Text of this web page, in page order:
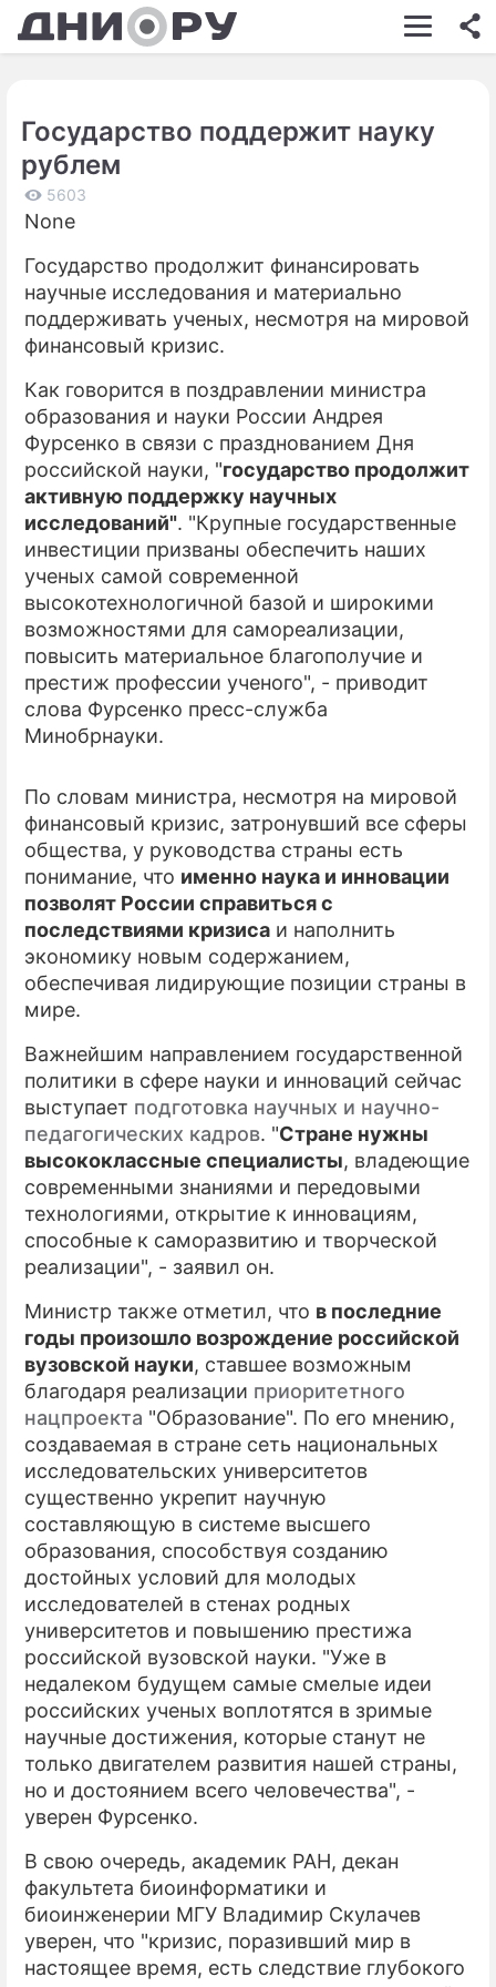
ШОУ-БИЗНЕС
КИНО
ЭКОНОМИКА
ПРОИСШЕСТВИЯ
СТИЛЬ ЖИЗНИ
СЕРИАЛЫ
ИГРЫ
ПРЕСС-РЕЛИЗЫ
Государство поддержит науку
рублем
5603
None
Государство продолжит финансировать
научные исследования и материально
поддерживать ученых, несмотря на мировой
финансовый кризис.
Как говорится в поздравлении министра
образования и науки России Андрея
Фурсенко в связи с празднованием Дня
российской науки, "государство продолжит
активную поддержку научных
исследований". "Крупные государственные
инвестиции призваны обеспечить наших
ученых самой современной
высокотехнологичной базой и широкими
возможностями для самореализации,
повысить материальное благополучие и
престиж профессии ученого", - приводит
слова Фурсенко пресс-служба
Минобрнауки.
По словам министра, несмотря на мировой
финансовый кризис, затронувший все сферы
общества, у руководства страны есть
понимание, что именно наука и инновации
позволят России справиться с
последствиями кризиса и наполнить
экономику новым содержанием,
обеспечивая лидирующие позиции страны в
мире.
Важнейшим направлением государственной
политики в сфере науки и инноваций сейчас
выступает подготовка научных и научно-
педагогических кадров. "Стране нужны
высококлассные специалисты, владеющие
современными знаниями и передовыми
технологиями, открытие к инновациям,
способные к саморазвитию и творческой
реализации", - заявил он.
Министр также отметил, что в последние
годы произошло возрождение российской
вузовской науки, ставшее возможным
благодаря реализации приоритетного
нацпроекта "Образование". По его мнению,
создаваемая в стране сеть национальных
исследовательских университетов
существенно укрепит научную
составляющую в системе высшего
образования, способствуя созданию
достойных условий для молодых
исследователей в стенах родных
университетов и повышению престижа
российской вузовской науки. "Уже в
недалеком будущем самые смелые идеи
российских ученых воплотятся в зримые
научные достижения, которые станут не
только двигателем развития нашей страны,
но и достоянием всего человечества", -
уверен Фурсенко.
В свою очередь, академик РАН, декан
факультета биоинформатики и
биоинженерии МГУ Владимир Скулачев
уверен, что "кризис, поразивший мир в
настоящее время, есть следствие глубокого